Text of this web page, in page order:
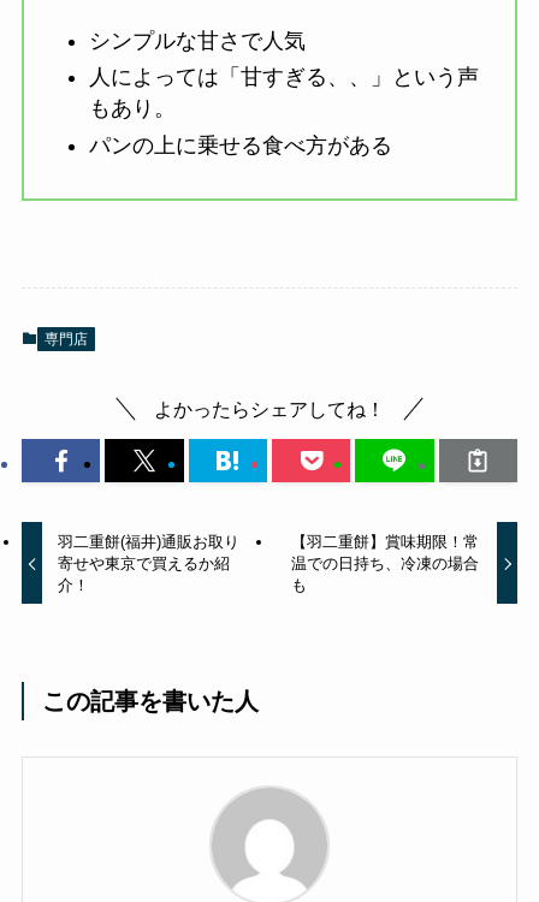
シンプルな甘さで人気
人によっては「甘すぎる、、」という声
もあり。
パンの上に乗せる食べ方がある
専門店
よかったらシェアしてね！
羽二重餅(福井)通販お取り
寄せや東京で買えるか紹
介！
【羽二重餅】賞味期限！常
温での日持ち、冷凍の場合
も
この記事を書いた人